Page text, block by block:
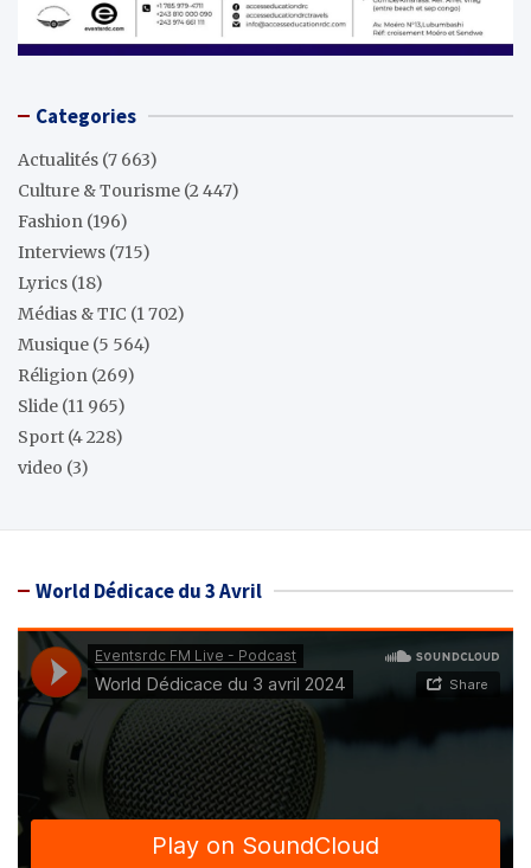
Categories
Actualités (7 663)
Culture & Tourisme (2 447)
Fashion (196)
Interviews (715)
Lyrics (18)
Médias & TIC (1 702)
Musique (5 564)
Réligion (269)
Slide (11 965)
Sport (4 228)
video (3)
World Dédicace du 3 Avril